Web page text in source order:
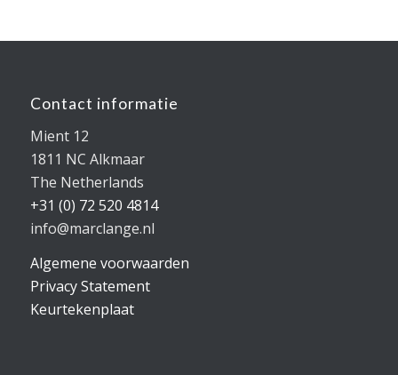
Contact informatie
Mient 12
1811 NC Alkmaar
The Netherlands
+31 (0) 72 520 4814
info@marclange.nl
Algemene voorwaarden
Privacy Statement
Keurtekenplaat